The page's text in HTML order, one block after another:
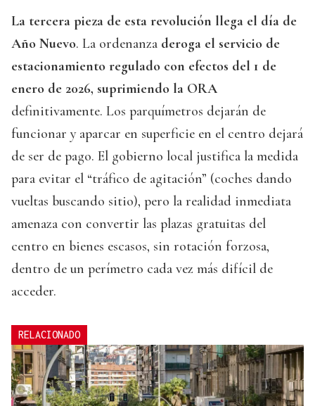
La tercera pieza de esta revolución llega el día de
Año Nuevo. La ordenanza deroga el servicio de
estacionamiento regulado con efectos del 1 de
enero de 2026, suprimiendo la ORA
definitivamente. Los parquímetros dejarán de
funcionar y aparcar en superficie en el centro dejará
de ser de pago. El gobierno local justifica la medida
para evitar el “tráfico de agitación” (coches dando
vueltas buscando sitio), pero la realidad inmediata
amenaza con convertir las plazas gratuitas del
centro en bienes escasos, sin rotación forzosa,
dentro de un perímetro cada vez más difícil de
acceder.
RELACIONADO